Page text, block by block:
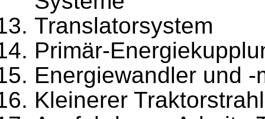
Translatorsystem
Primär-
Energiewandler und -
Kleinerer